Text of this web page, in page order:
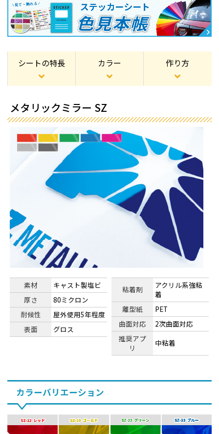
シートの特長 カラー 作り方
メタリックミラー SZ
素材
キャスト製塩ビ
厚さ
80ミクロン
耐候性
屋外使用5年程度
表面
グロス
粘着剤
アクリル系強粘
着
離型紙
PET
曲面対応
2次曲面対応
推奨アプ
リ
中粘着
カラーバリエーション